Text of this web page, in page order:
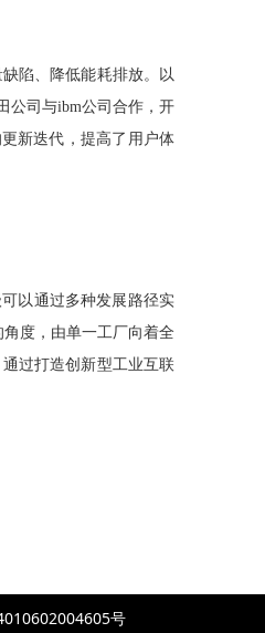
陷、降低能耗排放。以
公司与ibm公司合作，开
新迭代，提高了用户体
以通过多种发展路径实
角度，由单一工厂向着全
过打造创新型工业互联
号